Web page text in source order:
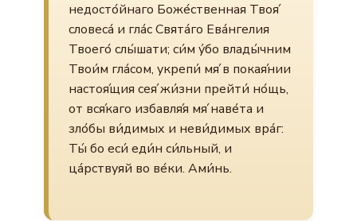
недосто́йнаго Боже́ственная Твоя́
словеса́ и гла́с Свята́го Ева́нгелия
Твоего́ слы́шати; си́м у́бо влады́чним
Твои́м гла́сом, укрепи́ мя́ в покая́нии
настоя́щия сея́ жи́зни прейти́ но́щь,
от вся́каго избавля́я мя́ наве́та и
зло́бы ви́димых и неви́димых вра́г:
Ты́ бо еси́ еди́н си́льный, и
ца́рствуяй во ве́ки. Ами́нь.